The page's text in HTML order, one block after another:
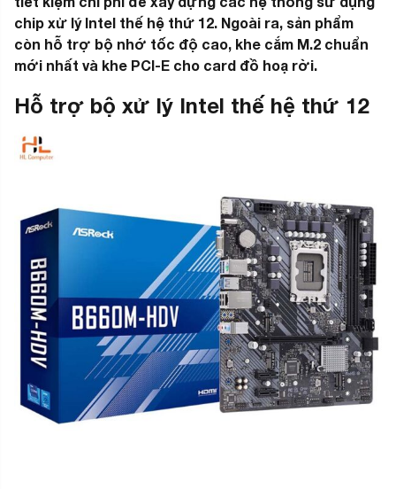
chip xử lý Intel thế hệ thứ 12. Ngoài ra, sản phẩm
còn hỗ trợ bộ nhớ tốc độ cao, khe cắm M.2 chuẩn
mới nhất và khe PCI-E cho card đồ hoạ rời.
Hỗ trợ bộ xử lý Intel thế hệ thứ 12